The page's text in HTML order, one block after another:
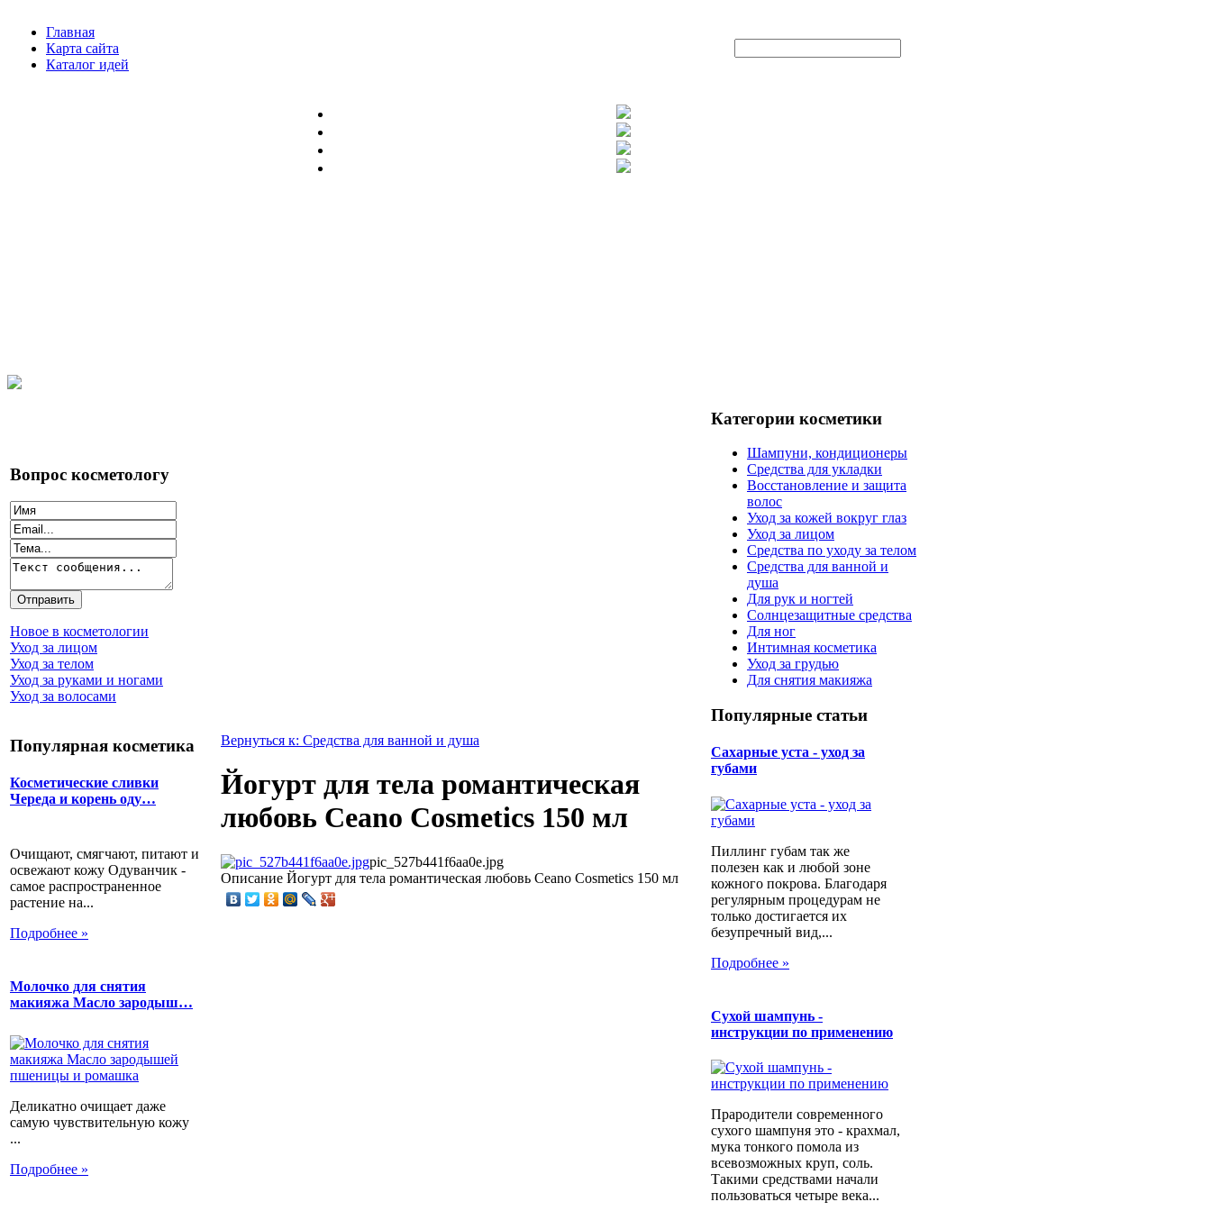
Главная
Карта сайта
Каталог идей
Вопрос косметологу
Новое в косметологии
Уход за лицом
Уход за телом
Уход за руками и ногами
Уход за волосами
Популярная косметика
Косметические сливки
Череда и корень оду…
Очищают, смягчают, питают и
освежают кожу Одуванчик -
самое распространенное
растение на...
Подробнее »
Молочко для снятия
макияжа Масло зародыш…
Деликатно очищает даже
самую чувствительную кожу
...
Подробнее »
Вернуться к: Средства для ванной и душа
Йогурт для тела романтическая
любовь Ceano Cosmetics 150 мл
pic_527b441f6aa0e.jpg
Описание Йогурт для тела романтическая любовь Ceano Cosmetics 150 мл
Категории косметики
Шампуни, кондиционеры
Средства для укладки
Восстановление и защита
волос
Уход за кожей вокруг глаз
Уход за лицом
Средства по уходу за телом
Средства для ванной и
душа
Для рук и ногтей
Солнцезащитные средства
Для ног
Интимная косметика
Уход за грудью
Для снятия макияжа
Популярные статьи
Сахарные уста - уход за
губами
Пиллинг губам так же
полезен как и любой зоне
кожного покрова. Благодаря
регулярным процедурам не
только достигается их
безупречный вид,...
Подробнее »
Сухой шампунь -
инструкции по применению
Прародители современного
сухого шампуня это - крахмал,
мука тонкого помола из
всевозможных круп, соль.
Такими средствами начали
пользоваться четыре века...